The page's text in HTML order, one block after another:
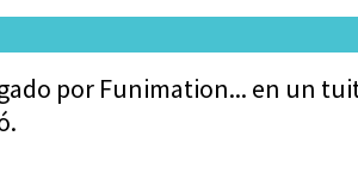
por Funimation... en un